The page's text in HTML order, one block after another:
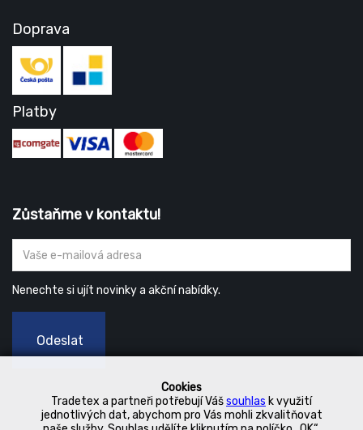
Cookies
Tradetex a partneři potřebují Vášsouhlas k využití
jednotlivých dat, abychom pro Vás mohli zkvalitňovat
Doprava
Platby
Zůstaňme v kontaktu!
Nenechte si ujít novinky a akční nabídky.
Odeslat